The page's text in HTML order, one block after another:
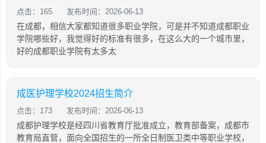
点击：165 发布时间：2026-06-13
在成都，相信大家都知道很多职业学院，可是并不知道成都职业
学院哪些好，我觉得好的标准有很多，在这么大的一个城市里，
好的成都职业学院有太多太
成医护理学校2024招生简介
点击：173 发布时间：2026-06-13
成都护理学校是经四川省教育厅批准成立，教育部备案，成都市
教育局直管，面向全国招生的一所全日制医卫类中等职业学校，